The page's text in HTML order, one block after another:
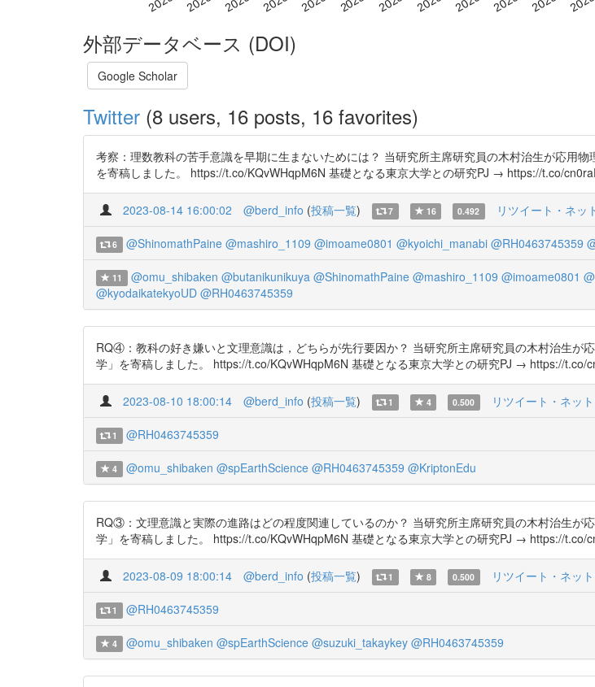
外部データベース (DOI)
Google Scholar
Twitter (8 users, 16 posts, 16 favorites)
考察：理数教科の苦手意識を早期に生まないためには？ 当研究所主席研究員の木村治生が応用
を寄稿しました。 https://t.co/KQvWHqpM6N 基礎となる東京大学との研究PJ → https://t.co/
2023-08-14 16:00:02 @berd_info (投稿一覧) 7 16 0.492 リツイート・ネッ
6 @ShinomathPaine @mashiro_1109 @imoame0801 @kyoichi_manabi @RH0463745359
11 @omu_shibaken @butanikunikuya @ShinomathPaine @mashiro_1109 @imoame0801
@kyodaikatekyoUD @RH0463745359
RQ④：教科の好き嫌いと文理意識は，どちらが先行要因か？ 当研究所主席研究員の木村治生が
学」を寄稿しました。 https://t.co/KQvWHqpM6N 基礎となる東京大学との研究PJ → https://t.co/
2023-08-10 18:00:14 @berd_info (投稿一覧) 1 4 0.500 リツイート・ネッ
1 @RH0463745359
4 @omu_shibaken @spEarthScience @RH0463745359 @KriptonEdu
RQ③：文理意識と実際の進路はどの程度関連しているのか？ 当研究所主席研究員の木村治生が
学」を寄稿しました。 https://t.co/KQvWHqpM6N 基礎となる東京大学との研究PJ → https://t.co/
2023-08-09 18:00:14 @berd_info (投稿一覧) 1 8 0.500 リツイート・ネッ
1 @RH0463745359
4 @omu_shibaken @spEarthScience @suzuki_takaykey @RH0463745359